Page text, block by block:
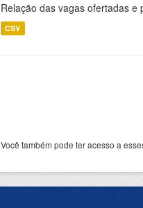
Relação das vagas ofertadas e
CSV
Você também pode ter acesso a